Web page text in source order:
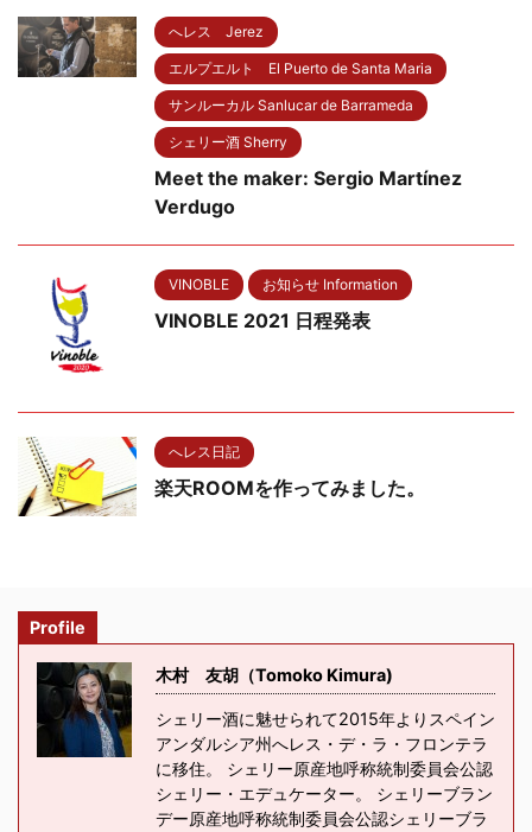
へレス Jerez
エルプエルト El Puerto de Santa Maria
サンルーカル Sanlucar de Barrameda
シェリー酒 Sherry
Meet the maker: Sergio Martínez
Verdugo
VINOBLE お知らせ Information
VINOBLE 2021 日程発表
へレス日記
楽天ROOMを作ってみました。
Profile
木村 友胡（Tomoko Kimura)
シェリー酒に魅せられて2015年よりスペイン
アンダルシア州へレス・デ・ラ・フロンテラ
に移住。 シェリー原産地呼称統制委員会公認
シェリー・エデュケーター。 シェリーブラン
デー原産地呼称統制委員会公認シェリーブラ